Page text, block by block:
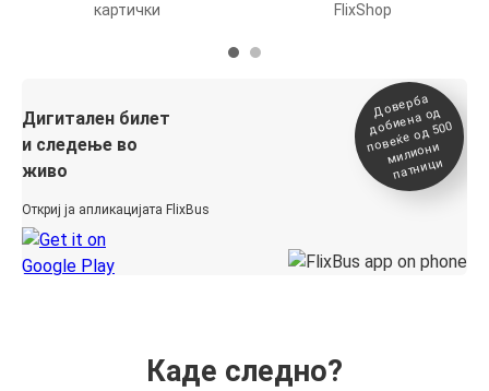
картички
FlixShop
Дигитален билет
и следење во
живо
Откриј ја апликацијата FlixBus
Доверба
добиена о
д
повеќе о
д 500
милиони
патници
Каде следно?